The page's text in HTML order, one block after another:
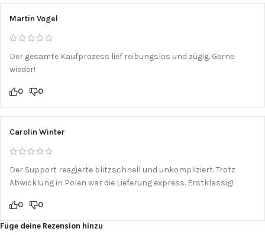
Martin Vogel
Der gesamte Kaufprozess lief reibungslos und zügig. Gerne
wieder!
0 0
Carolin Winter
Der Support reagierte blitzschnell und unkompliziert. Trotz
Abwicklung in Polen war die Lieferung express. Erstklassig!
0 0
Füge deine Rezension hinzu